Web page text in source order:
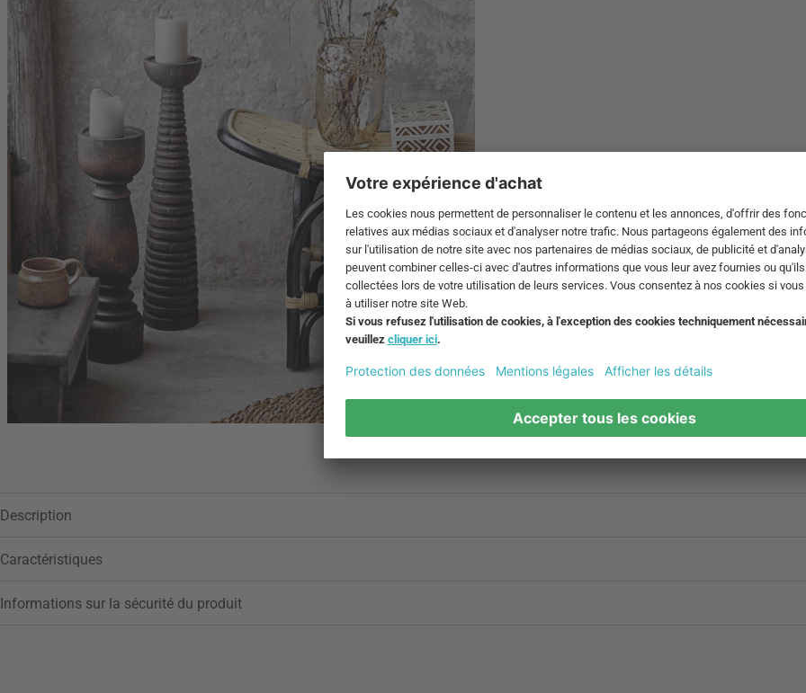
Description
Caractéristiques
Informations sur la sécurité du produit